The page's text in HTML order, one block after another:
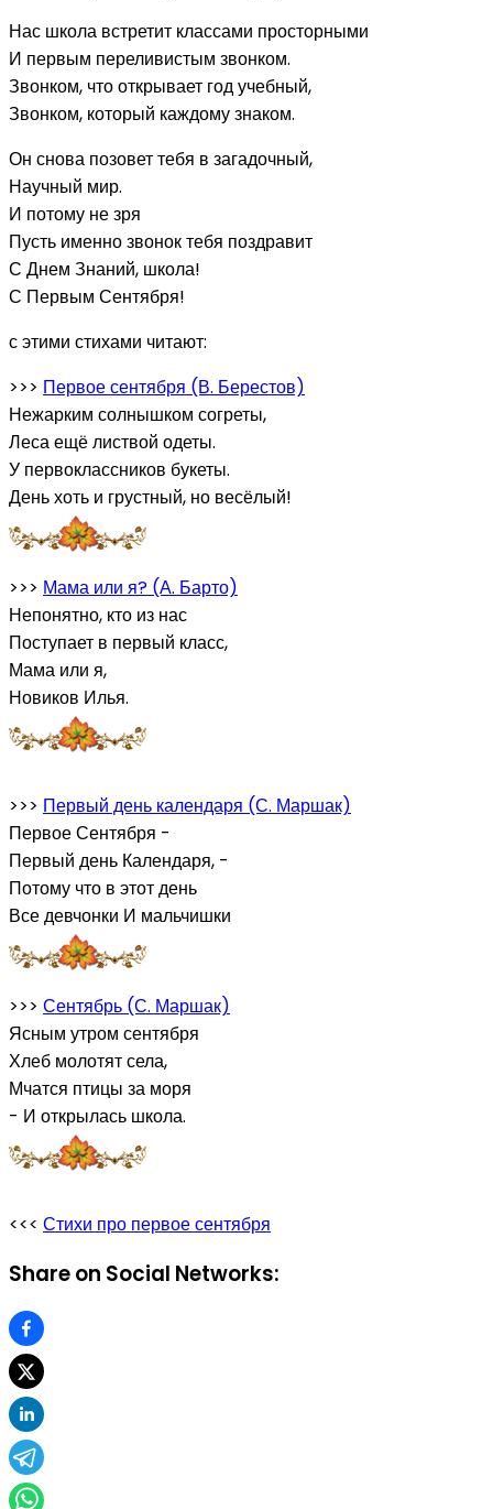
Нас школа встретит классами просторными
И первым переливистым звонком.
Звонком, что открывает год учебный,
Звонком, который каждому знаком.
Он снова позовет тебя в загадочный,
Научный мир.
И потому не зря
Пусть именно звонок тебя поздравит
С Днем Знаний, школа!
С Первым Сентября!
с этими стихами читают:
>>> Первое сентября (В. Берестов)
Нежарким солнышком согреты,
Леса ещё листвой одеты.
У первоклассников букеты.
День хоть и грустный, но весёлый!
>>> Мама или я? (А. Барто)
Непонятно, кто из нас
Поступает в первый класс,
Мама или я,
Новиков Илья.
>>> Первый день календаря (С. Маршак)
Первое Сентября -
Первый день Календаря, -
Потому что в этот день
Все девчонки И мальчишки
>>> Сентябрь (С. Маршак)
Ясным утром сентября
Хлеб молотят села,
Мчатся птицы за моря
- И открылась школа.
<<< Стихи про первое сентября
Share on Social Networks: